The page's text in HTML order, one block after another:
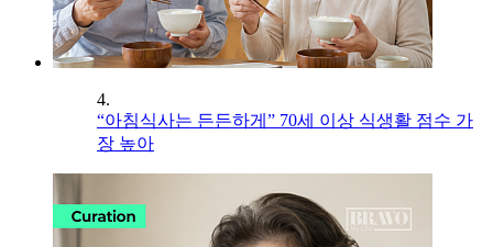
4.
“아침식사는 든든하게” 70세 이상 식생활 점수 가
장 높아